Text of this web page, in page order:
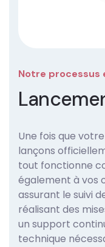
Notre processus
Une fois que
lançons
tout fonctionne
également à vos
assurant le suivi
réalisant des
un support
technique